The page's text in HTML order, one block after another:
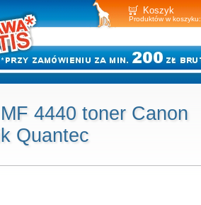
Koszyk
Produktów w koszyku:
4440 toner Canon
Quantec